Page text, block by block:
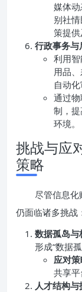
媒体
别社
策提供
行政事务与
利用
用品
自动化
通过
制，
环境。
挑战与应
策略
尽管信息
仍面临诸多挑战
数据孤岛与
形成“数据
应对策
共享平
人才结构与